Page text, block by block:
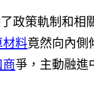
政策軌制和
材料竟然向內側
爭，主動融進